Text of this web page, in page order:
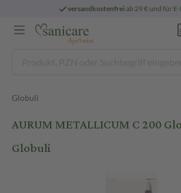
versandkostenfreiab 29 € und für
Globuli
AURUM METALLICUM C 200
Globuli